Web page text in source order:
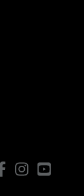
FacebookInstagram